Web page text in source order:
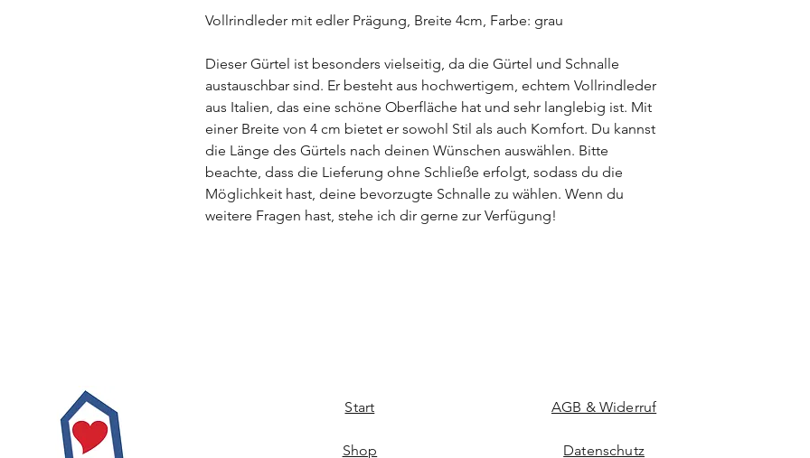
Vollrindleder mit edler Prägung, Breite 4cm, Farbe: grau
Dieser Gürtel ist besonders vielseitig, da die Gürtel und Schnalle
austauschbar sind. Er besteht aus hochwertigem, echtem Vollrindleder
aus Italien, das eine schöne Oberfläche hat und sehr langlebig ist. Mit
einer Breite von 4 cm bietet er sowohl Stil als auch Komfort. Du kannst
die Länge des Gürtels nach deinen Wünschen auswählen. Bitte
beachte, dass die Lieferung ohne Schließe erfolgt, sodass du die
Möglichkeit hast, deine bevorzugte Schnalle zu wählen. Wenn du
weitere Fragen hast, stehe ich dir gerne zur Verfügung!
Start
Shop
AGB & Widerruf
Datenschutz